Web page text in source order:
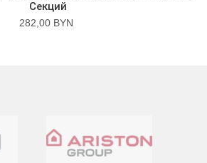
Секций
282,00 BYN